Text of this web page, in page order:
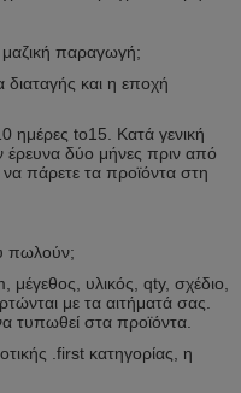
μαζική παραγωγή;
διαταγής και η εποχή
ημέρες to15. Κατά γενική
έρευνα δύο μήνες πριν από
πάρετε τα προϊόντα στη
πωλούν;
υλικός, qty, σχέδιο,
με τα αιτήματά σας.
τυπωθεί στα προϊόντα.
.first κατηγορίας, η